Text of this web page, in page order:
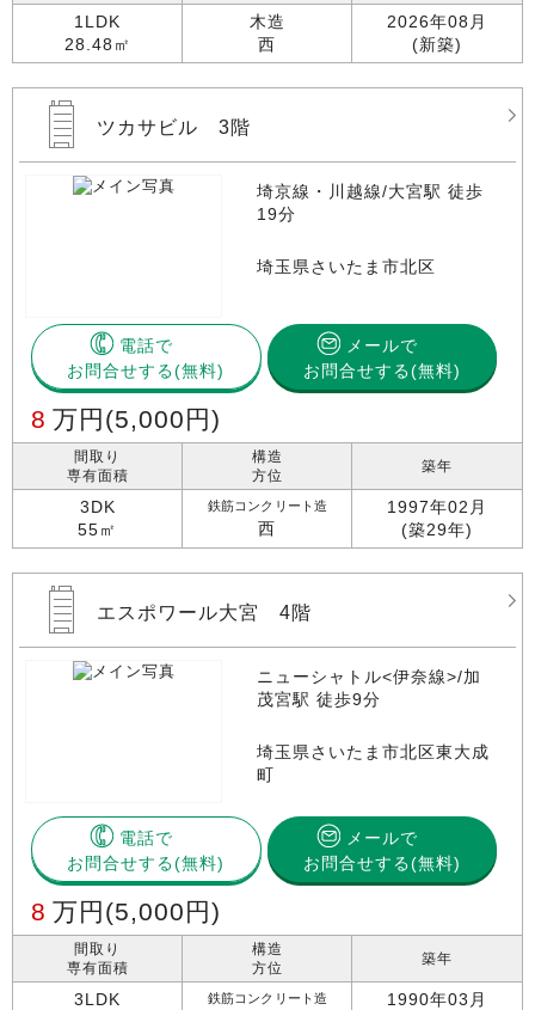
1LDK
28.48㎡
木造
西
2026年08月
(新築)
ツカサビル 3階
埼京線・川越線/大宮駅 徒歩
19分
埼玉県さいたま市北区
電話で
お問合せする
メールで
お問合せする(無料)
8 万円 (5,000円)
間取り
専有面積
3DK
55㎡
構造
方位
鉄筋コンクリート造
西
築年
1997年02月
(築29年)
エスポワール大宮 4階
ニューシャトル<伊奈線>/加
茂宮駅 徒歩9分
埼玉県さいたま市北区東大成
町
電話で
お問合せする
メールで
お問合せする(無料)
8 万円 (5,000円)
間取り
専有面積
3LDK
構造
方位
鉄筋コンクリート造
築年
1990年03月